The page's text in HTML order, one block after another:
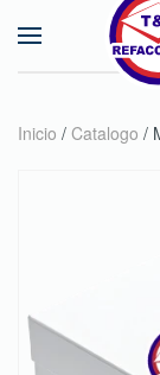
Skip to
Inicio / Catalogo /